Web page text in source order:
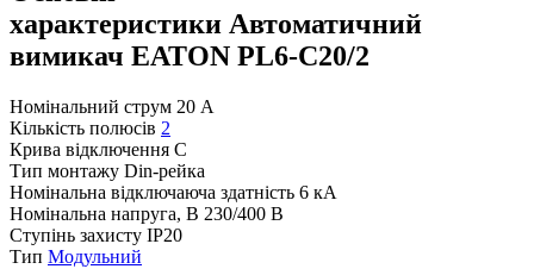
характеристики Автоматичний
вимикач EATON PL6-C20/2
Номінальний струм 20 А
Кількість полюсів 2
Крива відключення C
Тип монтажу Din-рейка
Номінальна відключаюча здатність 6 кА
Номінальна напруга, В 230/400 В
Ступінь захисту IP20
Тип Модульний